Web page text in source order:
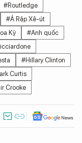
#Routledge
#Ả Rập Xê-út
Kỳ
#Anh quốc
#Hillary Clinton
Curtis
Crooke